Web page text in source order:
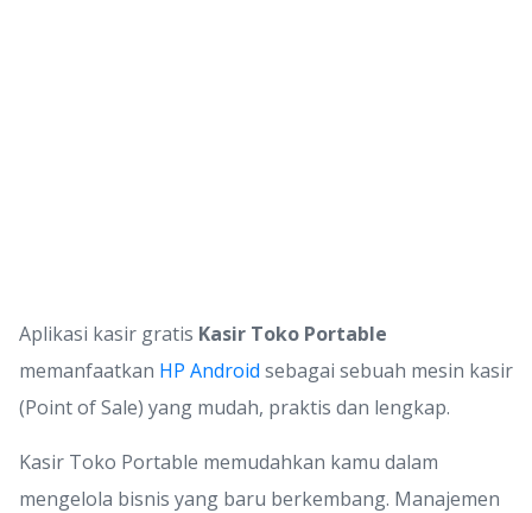
Aplikasi kasir gratis Kasir Toko Portable
memanfaatkan HP Android sebagai sebuah mesin kasir
(Point of Sale) yang mudah, praktis dan lengkap.
Kasir Toko Portable memudahkan kamu dalam
mengelola bisnis yang baru berkembang. Manajemen